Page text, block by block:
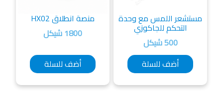
اللمس مع وحدة
التحكم للجاكوزي
أضف للسلة
منصة انطلاق HX02
أضف للسلة